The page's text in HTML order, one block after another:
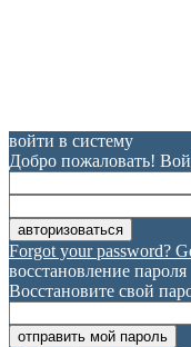
войти в систему
Добро пожаловать!
Forgot your password?
восстановление пароля
Восстановите свой